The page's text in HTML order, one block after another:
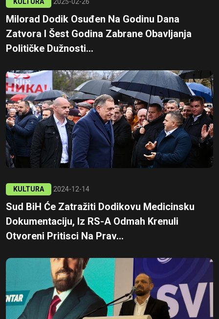
Milorad Dodik Osuđen Na Godinu Dana
Zatvora I Šest Godina Zabrane Obavljanja
Političke Dužnosti...
KULTURA 2024-12-14
Sud BiH Će Zatražiti Dodikovu Medicinsku
Dokumentaciju, Iz RS-A Odmah Krenuli
Otvoreni Pritisci Na Prav...